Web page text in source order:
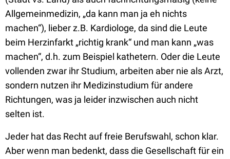
Allgemeinmedizin, „da kann man ja eh nichts
machen“), lieber z.B. Kardiologe, da sind die Leute
beim Herzinfarkt „richtig krank“ und man kann „was
machen“, d.h. zum Beispiel kathetern. Oder die Leute
vollenden zwar ihr Studium, arbeiten aber nie als Arzt,
sondern nutzen ihr Medizinstudium für andere
Richtungen, was ja leider inzwischen auch nicht
selten ist.
Jeder hat das Recht auf freie Berufswahl, schon klar.
Aber wenn man bedenkt, dass die Gesellschaft für ein